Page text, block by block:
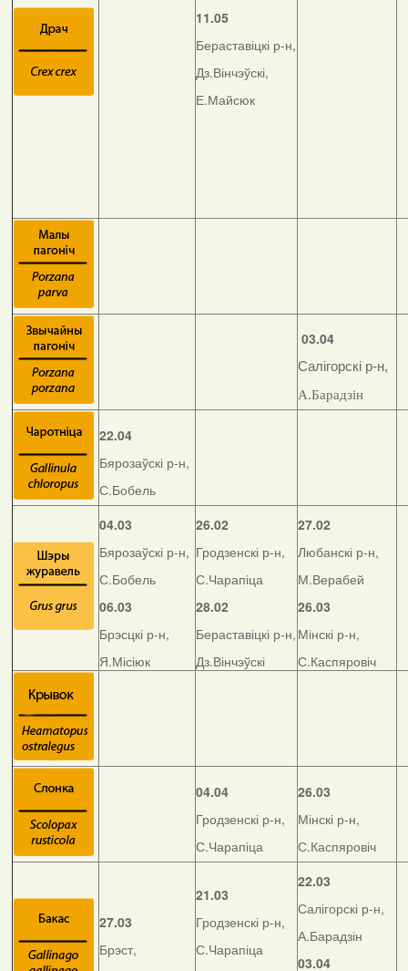
11.05
Бераставіцкі р-н,
Дз.Вінчэўскі,
Е.Майсюк
03.04
Салігорскі р-н,
А.Барадзін
22.04
Бярозаўскі р-н,
С.Бобель
04.03
Бярозаўскі р-н,
С.Бобель
06.03
Брэсцкі р-н,
Я.Місіюк
26.02
Гродзенскі р-н,
С.Чарапіца
28.02
Бераставіцкі р-н,
Дз.Вінчэўскі
27.02
Любанскі р-н,
М.Верабей
26.03
Мінскі р-н,
С.Каспяровіч
04.04
Гродзенскі р-н,
С.Чарапіца
26.03
Мінскі р-н,
С.Каспяровіч
27.03
Брэст,
21.03
Гродзенскі р-н,
С.Чарапіца
22.03
Салігорскі р-н,
А.Барадзін
03.04